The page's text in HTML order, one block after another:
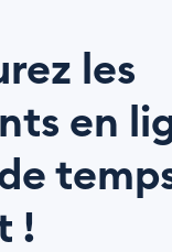
les
en
!